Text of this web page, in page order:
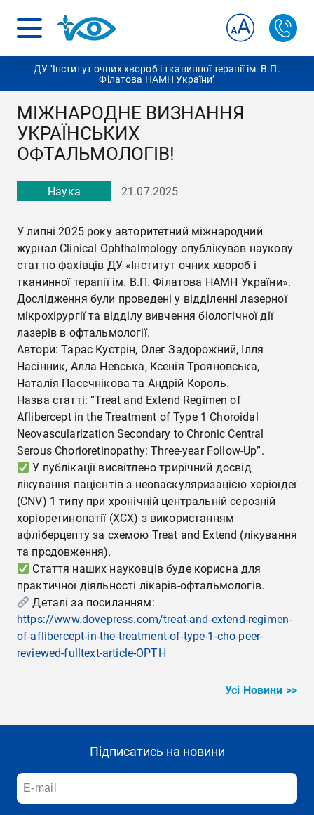
ДУ ‘Інститут очних хвороб і тканинної терапії ім. В.П.
Філатова НАМН України’
МІЖНАРОДНЕ ВИЗНАННЯ
УКРАЇНСЬКИХ
ОФТАЛЬМОЛОГІВ!
Наука 21.07.2025
У липні 2025 року авторитетний міжнародний
журнал Clinical Ophthalmology опублікував наукову
статтю фахівців ДУ «Інститут очних хвороб і
тканинної терапії ім. В.П. Філатова НАМН України».
Дослідження були проведені у відділенні лазерної
мікрохірургії та відділу вивчення біологічної дії
лазерів в офтальмології.
Автори: Тарас Кустрін, Олег Задорожний, Ілля
Насінник, Алла Невська, Ксенія Трояновська,
Наталія Пасєчнікова та Андрій Король.
Назва статті: “Treat and Extend Regimen of
Aflibercept in the Treatment of Type 1 Choroidal
Neovascularization Secondary to Chronic Central
Serous Chorioretinopathy: Three-year Follow-Up”.
У публікації висвітлено трирічний досвід
лікування пацієнтів з неоваскуляризацією хоріоїдеї
(CNV) 1 типу при хронічній центральній серозній
хоріоретинопатії (ХСХ) з використанням
афліберцепту за схемою Treat and Extend (лікування
та продовження).
Стаття наших науковців буде корисна для
практичної діяльності лікарів-офтальмологів.
Деталі за посиланням:
https://www.dovepress.com/treat-and-extend-regimen-
of-aflibercept-in-the-treatment-of-type-1-cho-peer-
reviewed-fulltext-article-OPTH
Усі Новини >>
Підписатись на новини